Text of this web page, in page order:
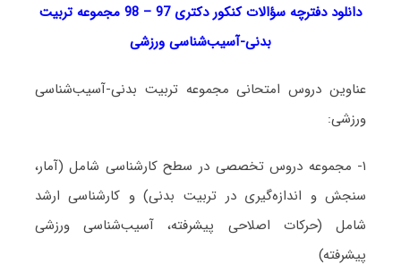
دانلود دفترچه سؤالات کنکور دکتری 97 – 98 مجموعه تربیت
بدنی-آسیب‌شناسی ورزشی
عناوین دروس امتحانی مجموعه تربیت بدنی-آسیب‌شناسی
ورزشی:
۱- مجموعه دروس تخصصی در سطح کارشناسی شامل (آمار،
سنجش و اندازه‌گیری در تربیت بدنی) و کارشناسی ارشد
شامل (حرکات اصلاحی پیشرفته، آسیب‌شناسی ورزشی
پیشرفته)